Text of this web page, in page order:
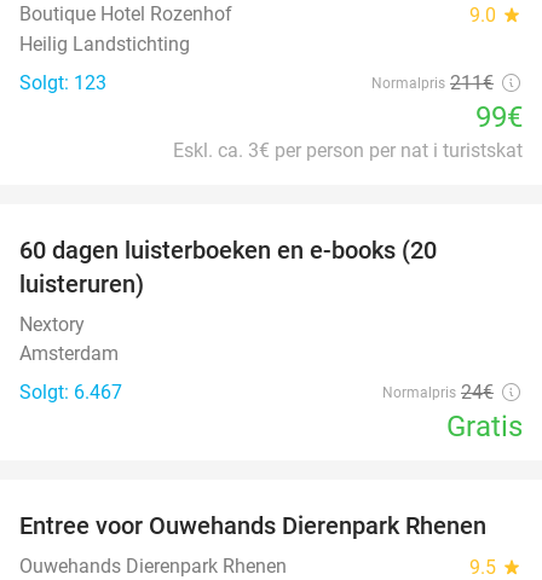
Boutique Hotel Rozenhof 9.0 star
Heilig Landstichting
Solgt: 123
Normalpris 211€
99€
Eskl. ca. 3€ per person per nat i turistskat
60 dagen luisterboeken en e-books (20
luisteruren)
Nextory
Amsterdam
Solgt: 6.467
Normalpris 24€
Gratis
19%
Entree voor Ouwehands Dierenpark Rhenen
Ouwehands Dierenpark Rhenen 9.5 star